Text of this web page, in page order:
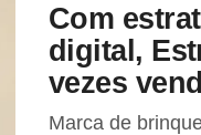
Com
digital,
vezes
Marca de